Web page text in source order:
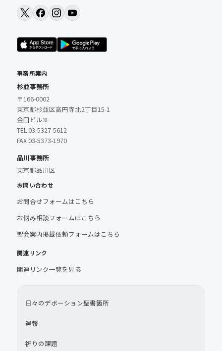
事務所案内
杉並事務所
〒166-0002
東京都杉並区高円寺北2丁目15-1
金田ビル3F
TEL 03-5327-5612
FAX 03-5373-1970
品川事務所
東京都品川区
お問い合わせ
お問合せフォームはこちら
お悩み相談フォームはこちら
聖会案内掲載依頼フォームはこちら
関連リンク
関連リンク一覧を見る
日々のデボーション聖書箇所
週報
祈りの課題